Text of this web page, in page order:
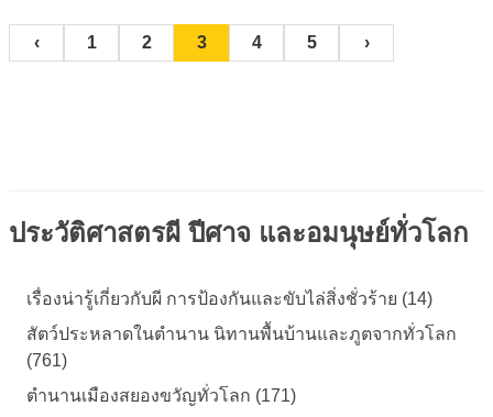
‹ 1 2 3 4 5 ›
ประวัติศาสตรผี ปีศาจ และอมนุษย์ทั่วโลก
เรื่องน่ารู้เกี่ยวกับผี การป้องกันและขับไล่สิ่งชั่วร้าย (14)
สัตว์ประหลาดในตำนาน นิทานพื้นบ้านและภูตจากทั่วโลก
(761)
ตำนานเมืองสยองขวัญทั่วโลก (171)